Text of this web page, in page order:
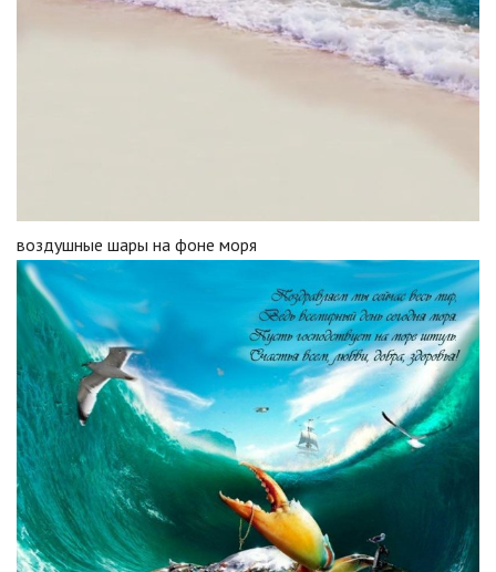
воздушные шары на фоне моря